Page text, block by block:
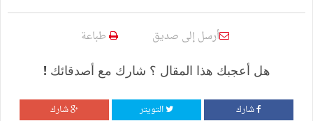
أرسل إلى صديق طباعة
هل أعجبك هذا المقال ؟ شارك مع أصدقائك !
شارك التويتر شارك